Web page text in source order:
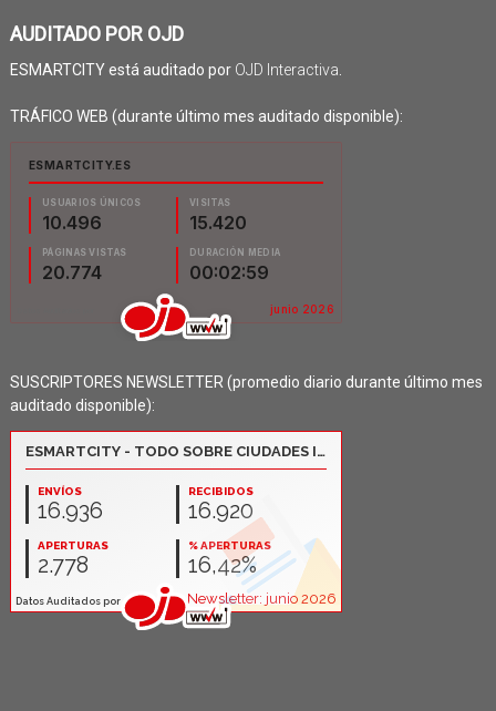
AUDITADO POR OJD
ESMARTCITY está auditado por OJD Interactiva
TRÁFICO WEB (durante último mes auditado disponible):
SUSCRIPTORES NEWSLETTER (promedio diario durante último mes
auditado disponible):